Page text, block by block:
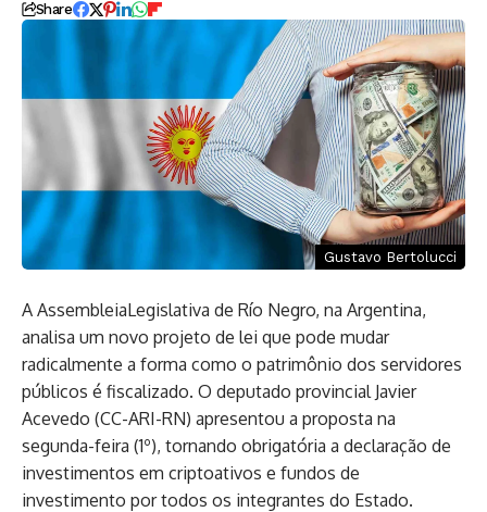
Share
Gustavo Bertolucci
A AssembleiaLegislativa de Río Negro, na Argentina,
analisa um novo projeto de lei que pode mudar
radicalmente a forma como o patrimônio dos servidores
públicos é fiscalizado. O deputado provincial Javier
Acevedo (CC-ARI-RN) apresentou a proposta na
segunda-feira (1º), tornando obrigatória a declaração de
investimentos em criptoativos e fundos de
investimento por todos os integrantes do Estado.